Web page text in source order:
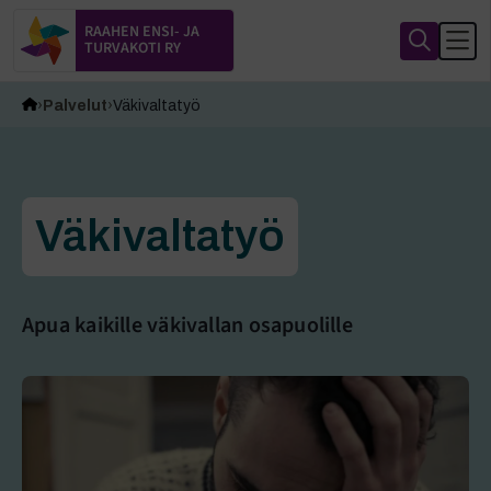
RAAHEN ENSI- JA
TURVAKOTI RY
Palvelut Väkivaltatyö
Väkivaltatyö
Apua kaikille väkivallan osapuolille